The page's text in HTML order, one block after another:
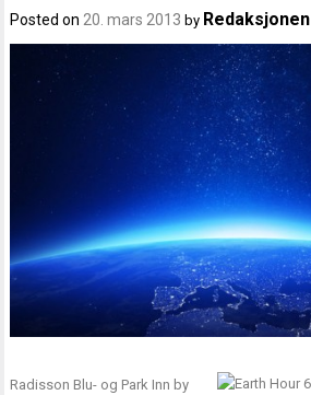
Posted on20. mars 2013 by Redaksjonen
Radisson Blu- og Park Inn by